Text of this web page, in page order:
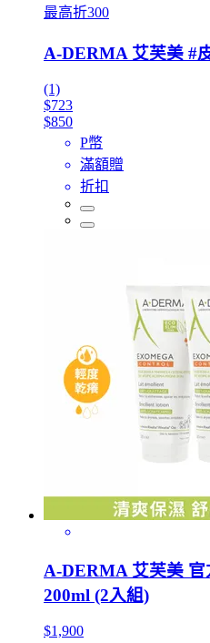
最高折300
A-DERMA 艾芙美 #
(1)
$723
$850
P幣
滿額贈
折扣
A-DERMA 艾芙美
200ml (2入組)
$1,900